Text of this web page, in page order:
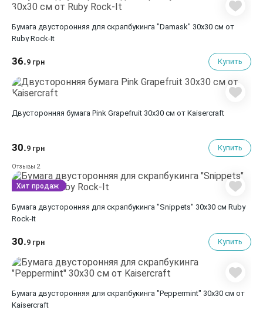
Бумага двусторонняя для скрапбукинга "Damask" 30х30 см от
Ruby Rock-It
36.9 грн Купить
Двусторонняя бумага Pink Grapefruit 30х30 см от Kaisercraft
30.9 грн Купить
Отзывы 2
Бумага двусторонняя для скрапбукинга "Snippets" 30х30 см Ruby
Rock-It
30.9 грн Купить
Хит продаж
Бумага двусторонняя для скрапбукинга "Peppermint" 30х30 см от
Kaisercraft